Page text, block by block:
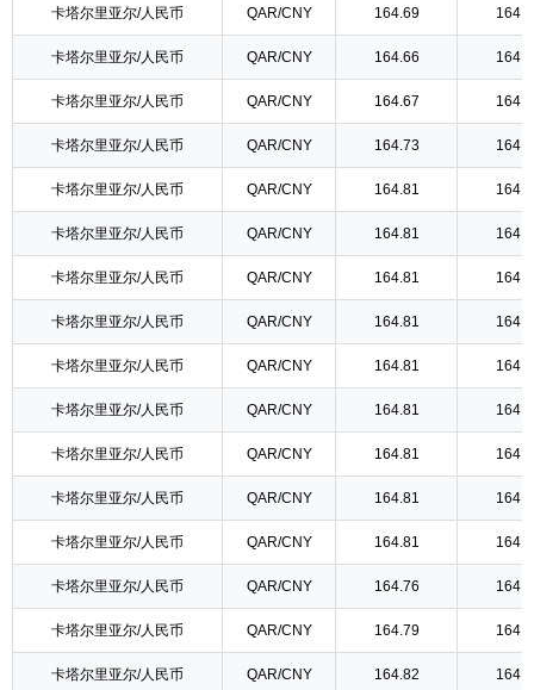
卡塔尔里亚尔/人民币 QAR/CNY 164.69
卡塔尔里亚尔/人民币 QAR/CNY 164.66
卡塔尔里亚尔/人民币 QAR/CNY 164.67
卡塔尔里亚尔/人民币 QAR/CNY 164.73
卡塔尔里亚尔/人民币 QAR/CNY 164.81
卡塔尔里亚尔/人民币 QAR/CNY 164.81
卡塔尔里亚尔/人民币 QAR/CNY 164.81
卡塔尔里亚尔/人民币 QAR/CNY 164.81
卡塔尔里亚尔/人民币 QAR/CNY 164.81
卡塔尔里亚尔/人民币 QAR/CNY 164.81
卡塔尔里亚尔/人民币 QAR/CNY 164.81
卡塔尔里亚尔/人民币 QAR/CNY 164.81
卡塔尔里亚尔/人民币 QAR/CNY 164.81
卡塔尔里亚尔/人民币 QAR/CNY 164.76
卡塔尔里亚尔/人民币 QAR/CNY 164.79
卡塔尔里亚尔/人民币 QAR/CNY 164.82